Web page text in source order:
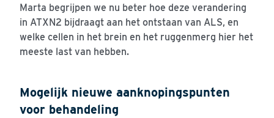
Marta begrijpen we nu beter hoe deze verandering
in ATXN2 bijdraagt aan het ontstaan van ALS, en
welke cellen in het brein en het ruggenmerg hier het
meeste last van hebben.
Mogelijk nieuwe aanknopingspunten
voor behandeling